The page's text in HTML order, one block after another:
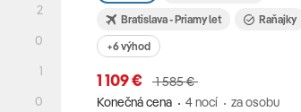
Bratislava - Priamy let
Raňajky
+6 výhod
1 109 €
1 585 €
Konečná cena
4 nocí za osobu
2
0
1
0